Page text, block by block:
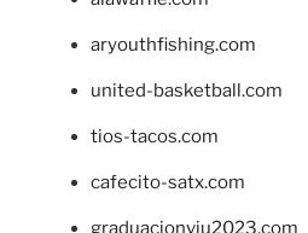
aryouthfishing.com
united-basketball.com
tios-tacos.com
cafecito-satx.com
graduacionviu2023.com